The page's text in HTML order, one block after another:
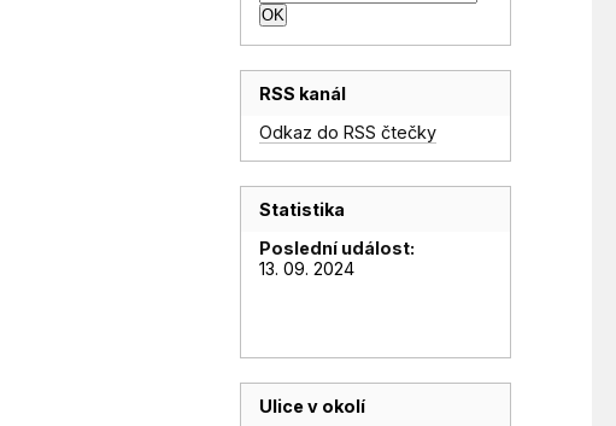
RSS kanál
Odkaz do RSS čtečky
Statistika
Poslední událost:
13. 09. 2024
Ulice v okolí